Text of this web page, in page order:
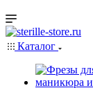
Каталог